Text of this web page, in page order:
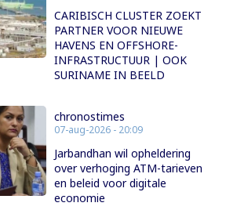
CARIBISCH CLUSTER ZOEKT
PARTNER VOOR NIEUWE
HAVENS EN OFFSHORE-
INFRASTRUCTUUR | OOK
SURINAME IN BEELD
chronostimes
07-aug-2026 - 20:09
Jarbandhan wil opheldering
over verhoging ATM-tarieven
en beleid voor digitale
economie